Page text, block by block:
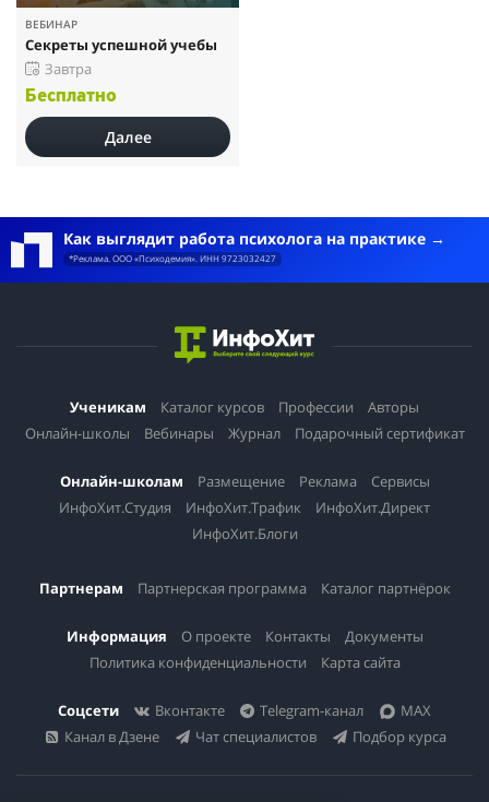
ВЕБИНАР
Секреты успешной учебы
Завтра
Бесплатно
Далее
Как выглядит работа психолога на практике
*Реклама. ООО «Психодемия». ИНН 9723032427
Ученикам Каталог курсов Профессии
Авторы
Онлайн-школы
Вебинары Журнал Подарочный сертификат
Онлайн-школам Размещение Реклама
Сервисы
ИнфоХит.Студия
ИнфоХит.Трафик
ИнфоХит.Директ
ИнфоХит.Блоги
Партнерам Партнерская программа Каталог партнёрок
Информация О проекте Контакты
Документы
Политика конфиденциальности
Карта сайта
Соцсети Вконтакте Telegram-канал
MAX
Канал в Дзене
Чат специалистов Подбор курса